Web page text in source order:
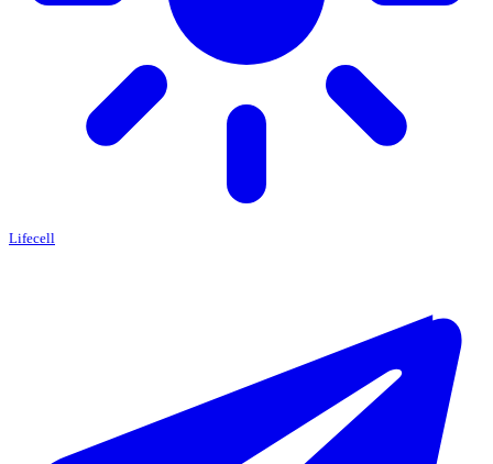
Lifecell